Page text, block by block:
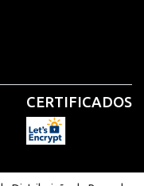
CERTIFICADOS